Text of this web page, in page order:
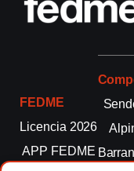
FEDME
Licencia 2026
APP FEDME